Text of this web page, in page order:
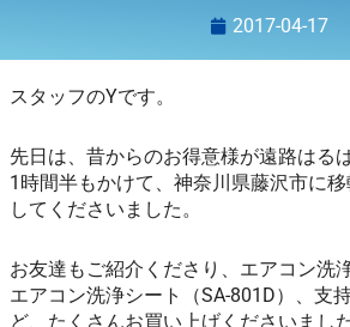
2017-04-17
スタッフのYです。
先日は、昔からのお得意様が遠路はる
1時間半もかけて、神奈川県藤沢市に
してくださいました。
お友達もご紹介くださり、エアコン洗
エアコン洗浄シート（SA-801D）、支
ど、たくさんお買い上げくださいまし